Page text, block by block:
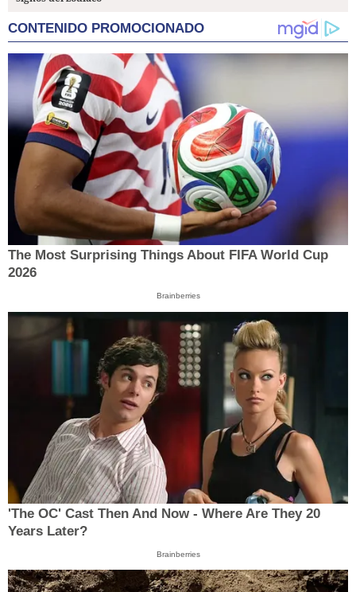
CONTENIDO PROMOCIONADO
The Most Surprising Things About FIFA World Cup
2026
Brainberries
'The OC' Cast Then And Now - Where Are They 20
Years Later?
Brainberries